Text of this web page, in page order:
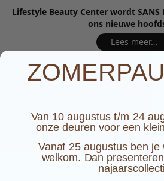
Lifestyle Beauty Center wordt
ons nieuwe
Lees meer…
Van 10 augustus t/m 24
onze deuren voor een
Vanaf 25 augustus ben je
welkom. Dan